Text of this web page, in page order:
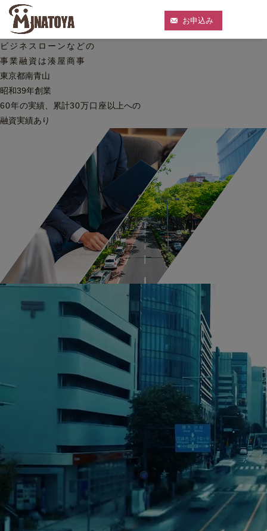
お申込み
ビジネスローンなどの
事業融資は湊屋商事
東京都南青山
昭和39年創業
60年の実績、累計30万口座 以上への
融資実績あり